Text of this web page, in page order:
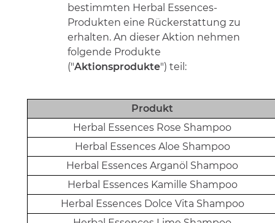
bestimmten Herbal Essences-
Produkten eine Rückerstattung zu
erhalten. An dieser Aktion nehmen
folgende Produkte
("Aktionsprodukte") teil:
Produkt
Herbal Essences Rose Shampoo
Herbal Essences Aloe Shampoo
Herbal Essences Arganöl Shampoo
Herbal Essences Kamille Shampoo
Herbal Essences Dolce Vita Shampoo